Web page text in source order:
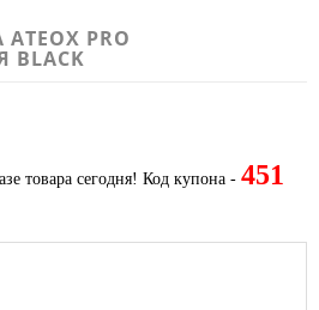
PRO
товара сегодня! Код купона - 451